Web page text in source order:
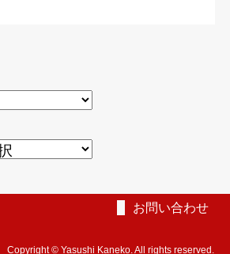
お問い合わせ
Copyright © Yasushi Kaneko. All rights reserved.